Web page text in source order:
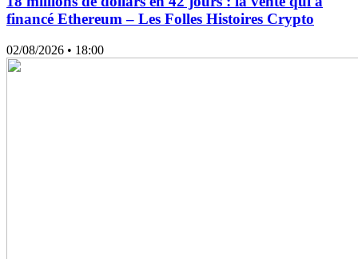
financé Ethereum – Les Folles Histoires Crypto
02/08/2026 • 18:00